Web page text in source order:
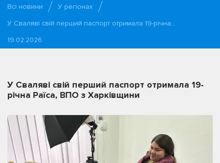
Всі новини
У регіонах
У Сваляві свій перший паспорт отримала 19-річна…
19.02.2026
У Сваляві свій перший паспорт отримала 19-
річна Раїса, ВПО з Харківщини